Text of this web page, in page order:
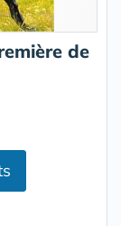
de